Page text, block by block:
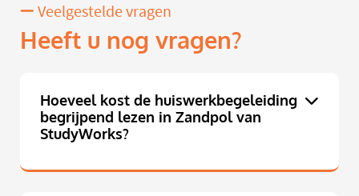
Veelgestelde vragen
Heeft u nog vragen?
Hoeveel kost de huiswerkbegeleiding
begrijpend lezen in Zandpol van
StudyWorks?